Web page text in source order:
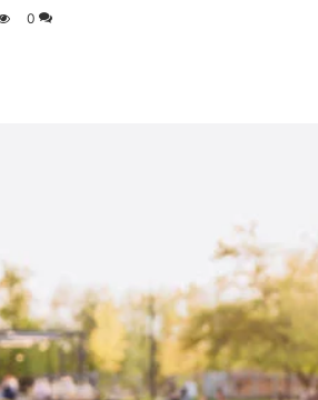
0